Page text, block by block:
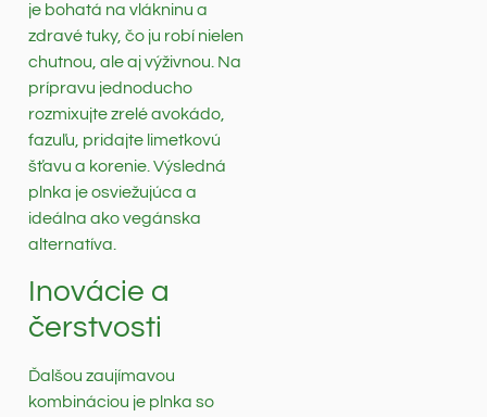
je bohatá na vlákninu a
zdravé tuky, čo ju robí nielen
chutnou, ale aj výživnou. Na
prípravu jednoducho
rozmixujte zrelé avokádo,
fazuľu, pridajte limetkovú
šťavu a korenie. Výsledná
plnka je osviežujúca a
ideálna ako vegánska
alternatíva.
Inovácie a
čerstvosti
Ďalšou zaujímavou
kombináciou je plnka so